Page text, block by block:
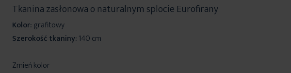
Tkanina zasłonowa o naturalnym splocie Eurofirany
Kolor:grafitowy
Szerokość tkaniny:140 cm
Zmień kolor